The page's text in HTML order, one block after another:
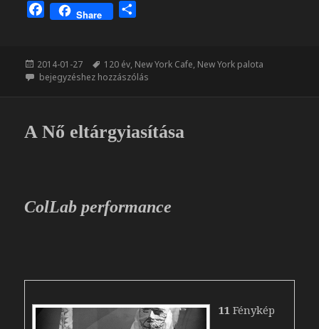
F
e
b
k
Share
z
a
g
Közzétéve
2014-01-27 Címke
120 év, New York Cafe, New York palota
New York, New York
bejegyzéshez hozzászólás
A Nő eltárgyiasítása
ColLab performance
11 Fénykép